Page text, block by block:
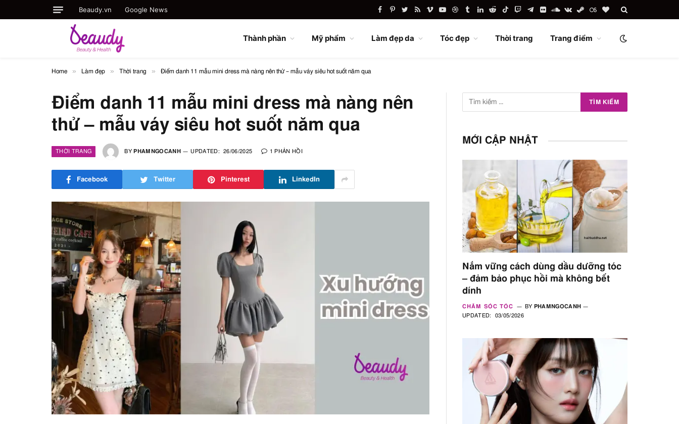
Beaudy.vn Google News
FacebookPinterest
TwitterRSSVimeoYouTube
Dribbble
TumblrLinkedIn
RedditTikTokTwitchTelegram
FlickrSoundCloud
VKontakte
SteamLast.fmBlogLovin
Thành phần Mỹ phẩm Làm đẹp da Tóc đẹp Thời trang Trang điểm
Home » Làm đẹp » Thời trang » Điểm danh 11 mẫu mini dress mà nàng nên thử – mẫu váy siêu hot suốt năm qua
Điểm danh 11 mẫu mini dress mà nàng nên
thử – mẫu váy siêu hot suốt năm qua
THỜI TRANG BY PHAMNGOCANH UPDATED: 26/06/2025 1 PHẢN HỒI
Facebook Twitter Pinterest LinkedIn
MỚI CẬP NHẬT
Nắm vững cách dùng dầu dưỡng tóc
– đảm bảo phục hồi mà không bết
dính
CHĂM SÓC TÓC BY PHAMNGOCANH
UPDATED:
03/05/2026